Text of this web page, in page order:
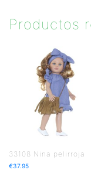
Productos
33108 Nina pelirroja
€37.95